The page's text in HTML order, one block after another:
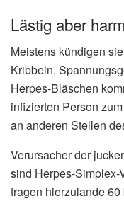
Lästig aber
Meistens kündigen
Kribbeln,
Herpes-Bläschen
infizierten Person
an anderen Stellen
Verursacher der
sind Herpes-Simplex-
tragen hierzulande